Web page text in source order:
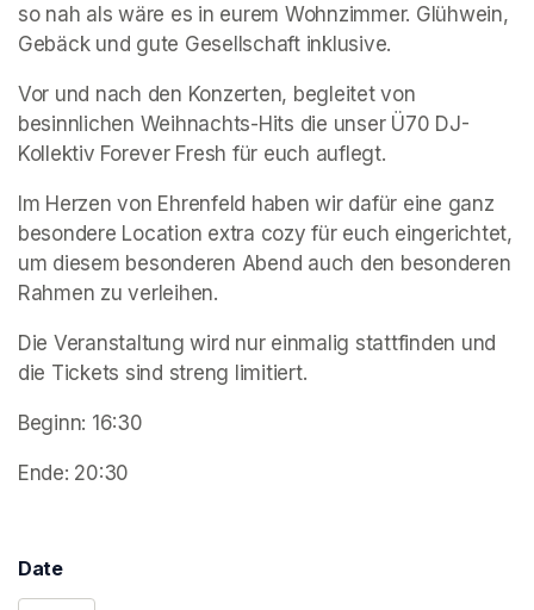
so nah als wäre es in eurem Wohnzimmer. Glühwein,
Gebäck und gute Gesellschaft inklusive.
Vor und nach den Konzerten, begleitet von
besinnlichen Weihnachts-Hits die unser Ü70 DJ-
Kollektiv Forever Fresh für euch auflegt.
Im Herzen von Ehrenfeld haben wir dafür eine ganz
besondere Location extra cozy für euch eingerichtet,
um diesem besonderen Abend auch den besonderen
Rahmen zu verleihen.
Die Veranstaltung wird nur einmalig stattfinden und
die Tickets sind streng limitiert.
Beginn: 16:30
Ende: 20:30
Date